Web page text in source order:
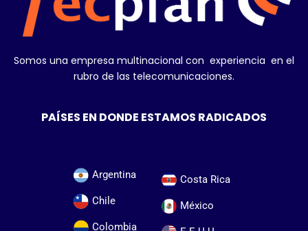
Somos una empresa multinacional con experiencia en el
rubro de las telecomunicaciones.
PAÍSES EN DONDE ESTAMOS RADICADOS
Argentina
Chile
Colombia
Costa Rica
México